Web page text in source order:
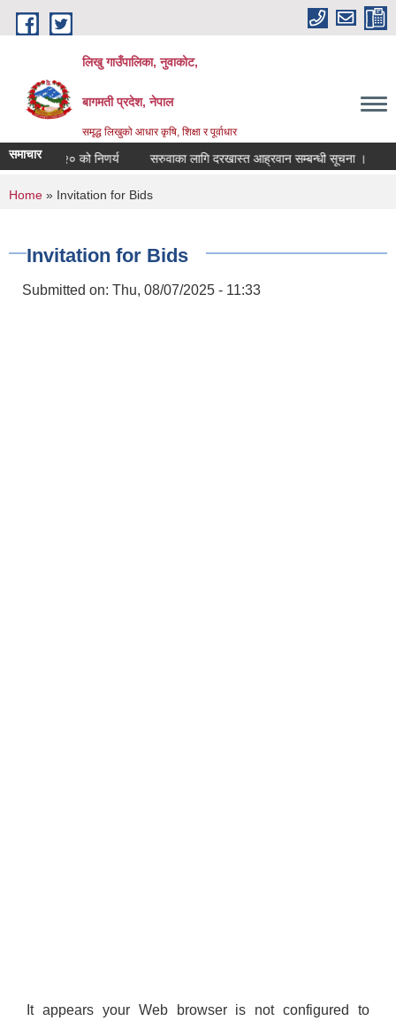
Skip to main content
लिखु गाउँपालिका, नुवाकोट,
बागमती प्रदेश, नेपाल
समृद्ध लिखुको आधार कृषि, शिक्षा र पूर्वाधार
समाचार को निणर्य सरुवाका लागि दरखास्त आह्रवान सम्बन्धी सूचना ।
You are here
Home » Invitation for Bids
Invitation for Bids
Submitted on: Thu, 08/07/2025 - 11:33
It appears your Web browser is not configured to